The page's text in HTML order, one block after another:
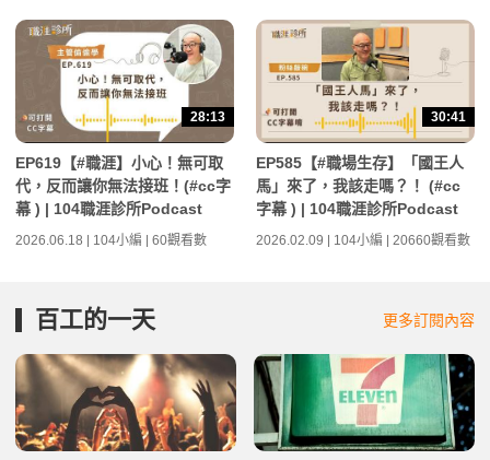
28:13
EP619【#職涯】小心！無可取
代，反而讓你無法接班！(#cc字
幕 ) | 104職涯診所Podcast
2026.06.18 | 104小編 | 60觀看數
30:41
EP585【#職場生存】「國王人
馬」來了，我該走嗎？！ (#cc
字幕 ) | 104職涯診所Podcast
2026.02.09 | 104小編 | 20660觀看數
百工的一天 更多訂閱內容